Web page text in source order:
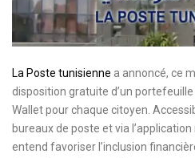
La Poste tunisienne a annoncé, ce
disposition gratuite d’un
Wallet pour chaque citoyen.
bureaux de poste et via
entend favoriser l’inclusion